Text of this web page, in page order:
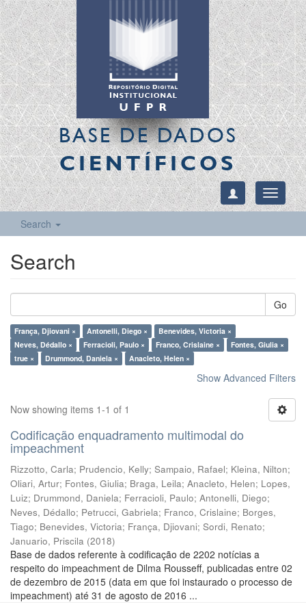
BASE DE DADOS
CIENTÍFICOS
Toggle
Search
Search
Go
França, Djiovani × Antonelli, Diego ×
Benevides, Victoria ×
Neves, Dédallo ×
Ferracioli, Paulo × Franco, Crislaine ×
Fontes, Giulia ×
true ×
Drummond, Daniela × Anacleto, Helen ×
Show Advanced Filters
Now showing items 1-1 of 1
Codificação enquadramento multimodal do
impeachment
Rizzotto, Carla; Prudencio, Kelly; Sampaio, Rafael; Kleina, Nilton;
Oliari, Artur; Fontes, Giulia; Braga, Leila; Anacleto, Helen; Lopes,
Luiz; Drummond, Daniela; Ferracioli, Paulo; Antonelli, Diego;
Neves, Dédallo; Petrucci, Gabriela; Franco, Crislaine; Borges,
Tiago; Benevides, Victoria; França, Djiovani; Sordi, Renato;
Januario, Priscila (2018)
Base de dados referente à codificação de 2202 notícias a
respeito do impeachment de Dilma Rousseff, publicadas entre 02
de dezembro de 2015 (data em que foi instaurado o processo de
impeachment) até 31 de agosto de 2016 ...